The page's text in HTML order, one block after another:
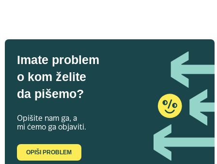
Imate problem
o kom želite
da pišemo?
Opišite nam ga, a
mi ćemo ga objaviti.
OPIŠI PROBLEM